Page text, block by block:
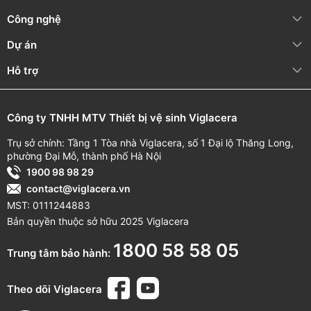
Công nghệ
Dự án
Hỗ trợ
Công ty TNHH MTV Thiết bị vệ sinh Viglacera
Trụ sở chính: Tầng 1 Tòa nhà Viglacera, số 1 Đại lộ Thăng Long,
phường Đại Mỗ, thành phố Hà Nội
1900 98 98 29
contact@viglacera.vn
MST: 0111244883
Bản quyền thuộc sở hữu 2025 Viglacera
Trung tâm bảo hành: 1800 58 58 05
Theo dõi Viglacera